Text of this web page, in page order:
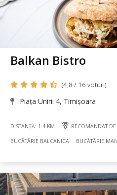
Balkan Bistro
(4,8 / 16 voturi)
Piața Unirii 4, Timișoara
DISTANȚĂ: 1.4 KM RECOMANDAT
BUCÃTÃRIE BALCANICA BUCÃTÃRIE